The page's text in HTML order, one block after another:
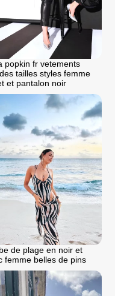
popkin fr vetements
tailles styles femme
et pantalon noir
de plage en noir et
femme belles de pins